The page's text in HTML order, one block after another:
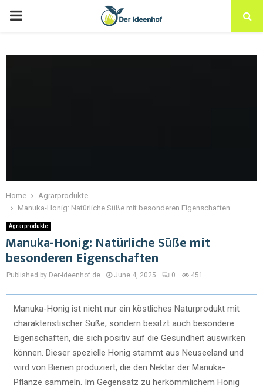
Home
Agrarprodukte
Manuka-Honig: Natürliche Süße mit besonderen Eigenschaften
Agrarprodukte
Manuka-Honig: Natürliche Süße mit
besonderen Eigenschaften
Published by Der-ideenhof.de June 4, 2025 0 451
Manuka-Honig ist nicht nur ein köstliches Naturprodukt mit
charakteristischer Süße, sondern besitzt auch besondere
Eigenschaften, die sich positiv auf die Gesundheit auswirken
können. Dieser spezielle Honig stammt aus Neuseeland und
wird von Bienen produziert, die den Nektar der Manuka-
Pflanze sammeln. Im Gegensatz zu herkömmlichem Honig